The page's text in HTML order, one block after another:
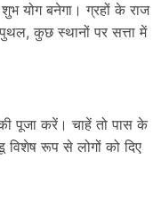
योग बनेगा। ग्रहों के राज
कुछ स्थानों पर सत्ता में
पूजा करें। चाहें तो पास के
रूप से लोगों को दिए